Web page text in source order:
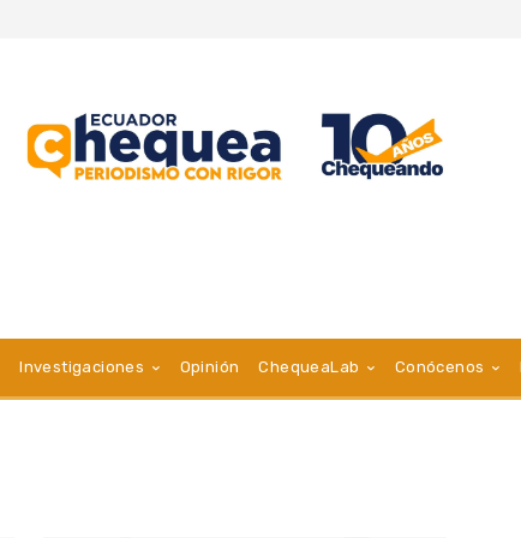
Investigaciones Opinión ChequeaLab Conócenos